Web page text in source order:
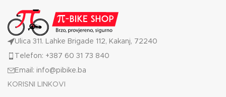
Ulica 311. Lahke Brigade 112, Kakanj, 72240
Telefon: +387 60 31 73 840
Email: info@pibike.ba
KORISNI LINKOVI